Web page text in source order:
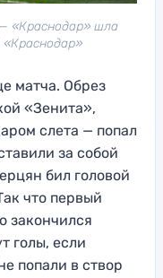
«Краснодар» шла
матча. Обрез
«Зенита»,
слета — попал
за собой
бил головой
что первый
закончился
голы, если
попали в створ